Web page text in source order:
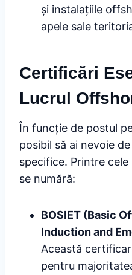
și instalațiile
apele sale
Certificări
Lucrul
În funcție de postul
posibil să ai nevoie
specifice. Printre
se numără:
BOSIET (Basic
Induction and
Această
pentru